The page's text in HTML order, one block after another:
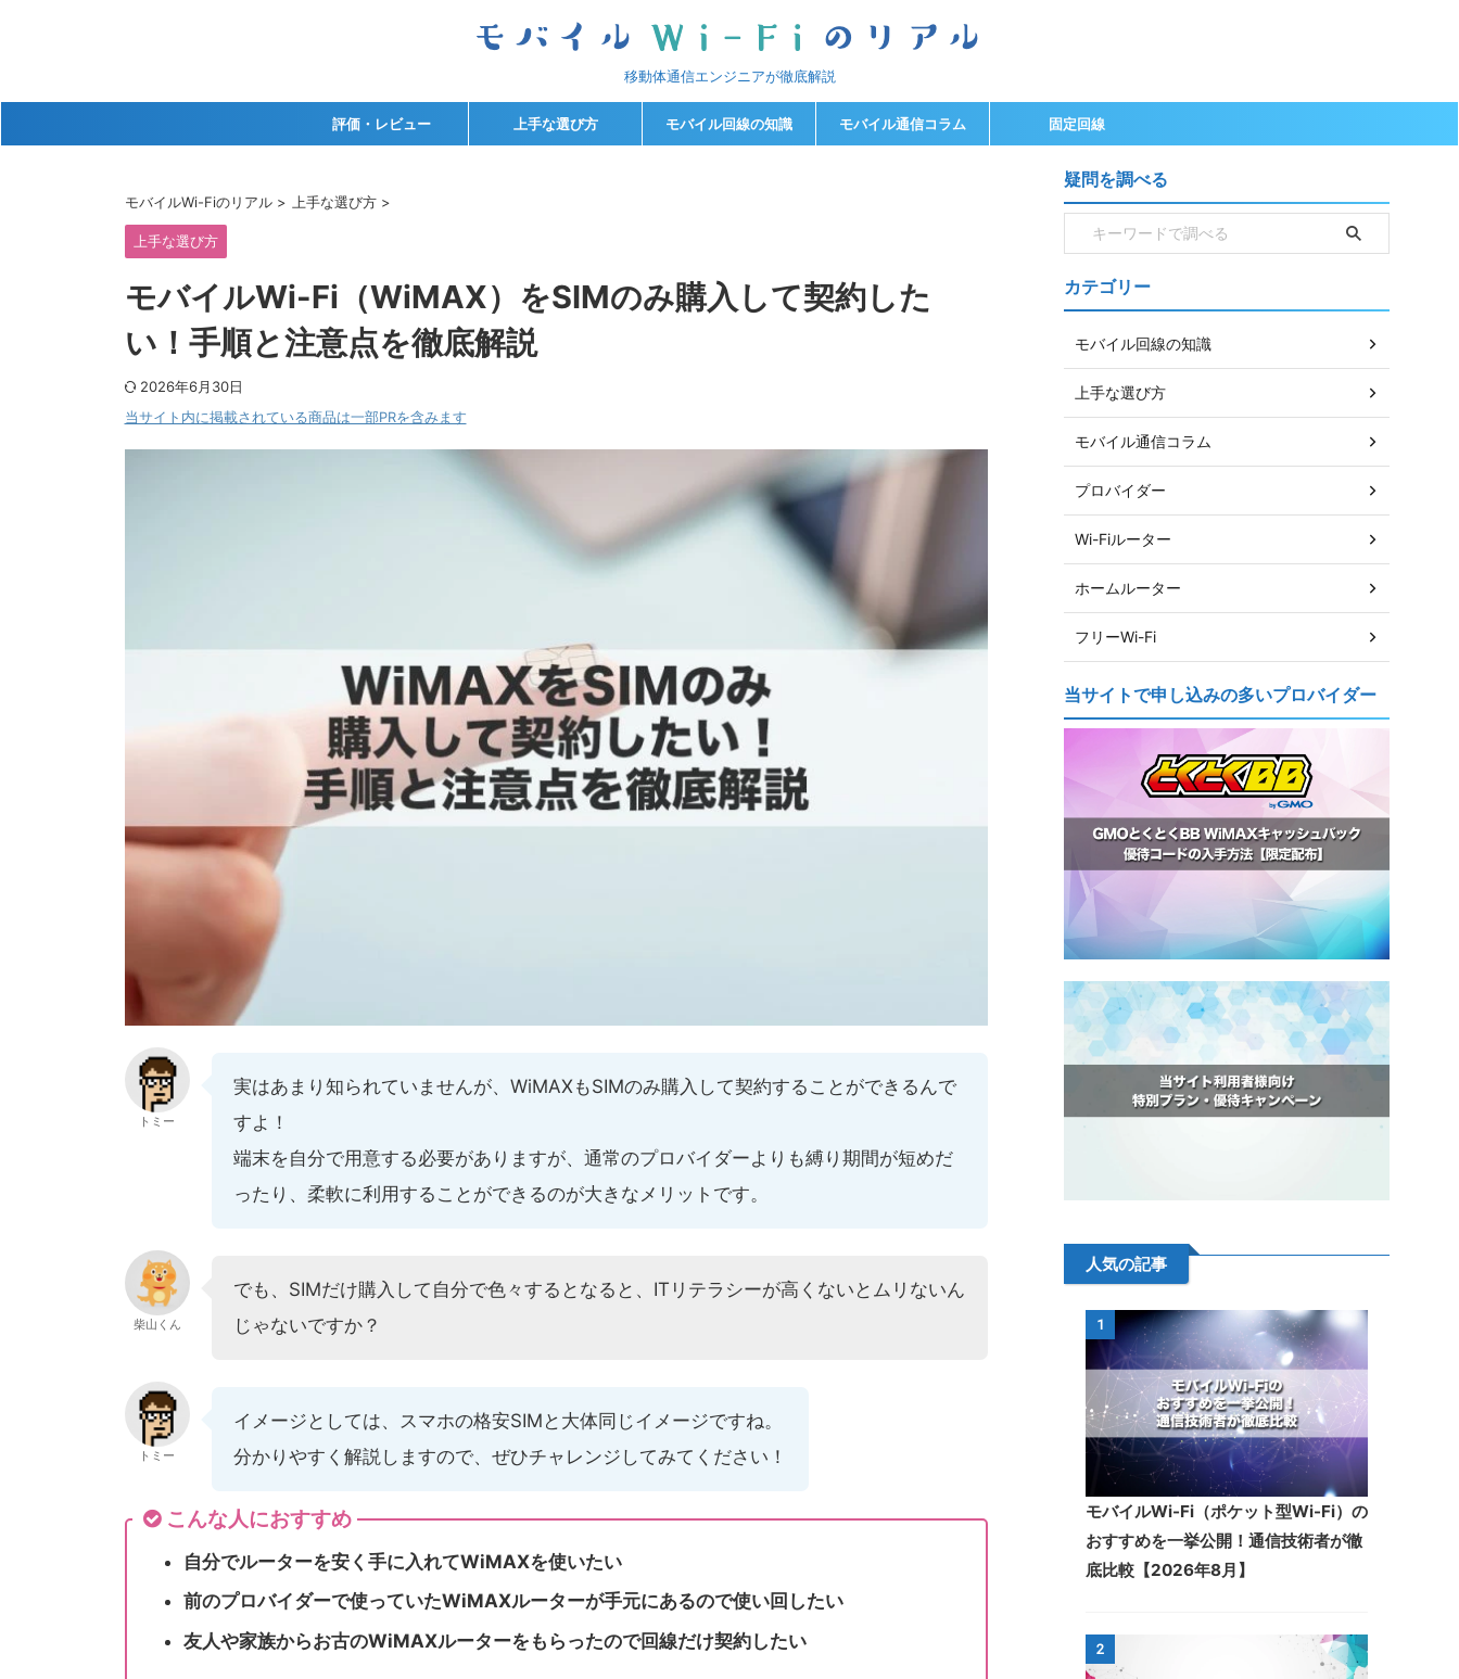
移動体通信エンジニアが徹底解説
評価・レビュー 上手な選び方 モバイル回線の知識 モバイル通信コラム 固定回線
モバイルWi-Fiのリアル > 上手な選び方 >
上手な選び方
モバイルWi-Fi（WiMAX）をSIMのみ購入して契約した
い！手順と注意点を徹底解説
2026年6月30日
当サイト内に掲載されている商品は一部PRを含みます
トミー
実はあまり知られていませんが、WiMAXもSIMのみ購入して契約することができるんで
すよ！
端末を自分で用意する必要がありますが、通常のプロバイダーよりも縛り期間が短めだ
ったり、柔軟に利用することができるのが大きなメリットです。
柴山くん
でも、SIMだけ購入して自分で色々するとなると、ITリテラシーが高くないとムリないん
じゃないですか？
トミー
イメージとしては、スマホの格安SIMと大体同じイメージですね。
分かりやすく解説しますので、ぜひチャレンジしてみてください！
こんな人におすすめ
自分でルーターを安く手に入れてWiMAXを使いたい
前のプロバイダーで使っていたWiMAXルーターが手元にあるので使い回したい
友人や家族からお古のWiMAXルーターをもらったので回線だけ契約したい
疑問を調べる
カテゴリー
モバイル回線の知識
上手な選び方
モバイル通信コラム
プロバイダー
Wi-Fiルーター
ホームルーター
フリーWi-Fi
当サイトで申し込みの多いプロバイダー
人気の記事
1
モバイルWi-Fi（ポケット型Wi-Fi）の
おすすめを一挙公開！通信技術者が徹
底比較【2026年8月】
2